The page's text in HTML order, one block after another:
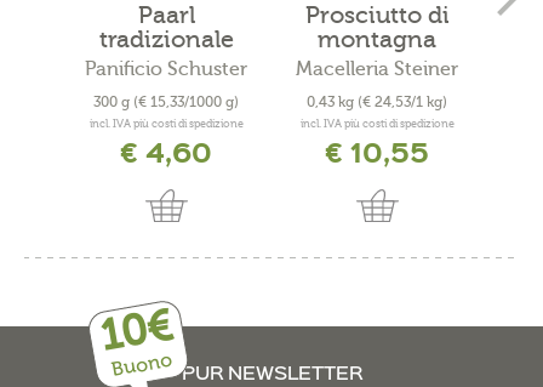
Paarl
tradizionale
Panificio Schuster
300 g (€ 15,33/1000 g)
incl. IVA più costi di spedizione
€ 4,60
Prosciutto di
montagna
Macelleria Steiner
0,43 kg (€ 24,53/1 kg)
incl. IVA più costi di spedizione
€ 10,55
10€
Buono PUR NEWSLETTER